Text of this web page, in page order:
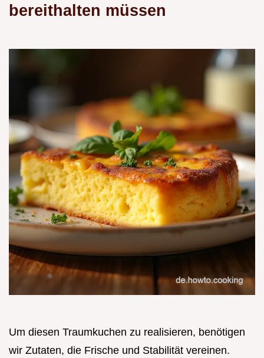
bereithalten müssen
Um diesen Traumkuchen zu realisieren, benötigen
wir Zutaten, die Frische und Stabilität vereinen.